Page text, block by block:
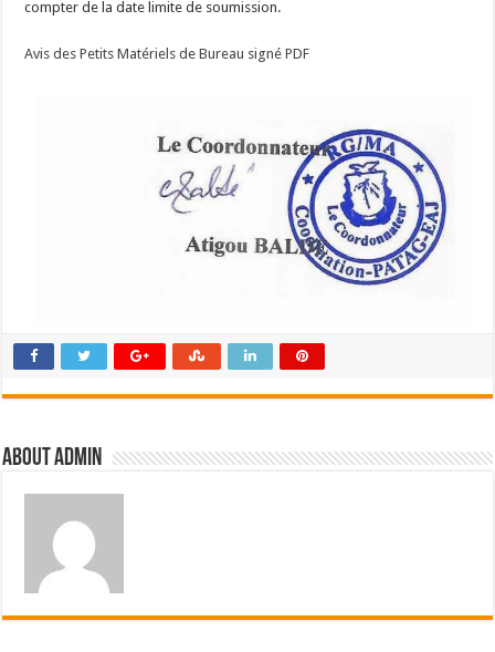
compter de la date limite de soumission.
Avis des Petits Matériels de Bureau signé PDF
About admin